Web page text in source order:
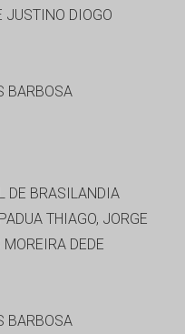
JUSTINO DIOGO
BARBOSA
DE BRASILANDIA
THIAGO, JORGE
DEDE
BARBOSA